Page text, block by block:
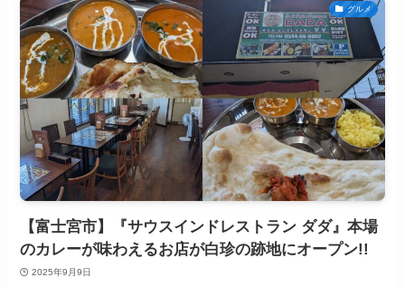
グルメ
【富士宮市】『サウスインドレストラン ダダ』本場
のカレーが味わえるお店が白珍の跡地にオープン!!
2025年9月9日